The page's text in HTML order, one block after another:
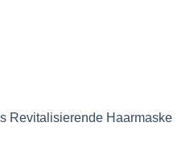
Revitalisierende Haarmaske